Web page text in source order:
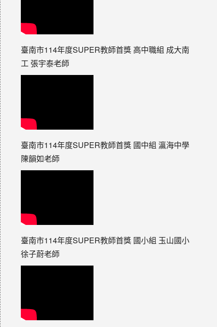
臺南市114年度SUPER教師首獎 高中職組 成大南
工 張宇泰老師
臺南市114年度SUPER教師首獎 國中組 瀛海中學
陳韻如老師
臺南市114年度SUPER教師首獎 國小組 玉山國小
徐子蔚老師